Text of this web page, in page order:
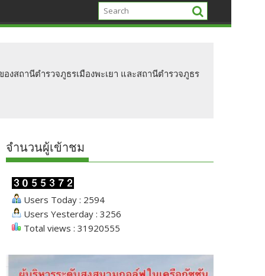
สถานีตำรวจภูธรเมืองพะเยา และสถานีตำรวจภูธร
จำนวนผู้เข้าชม
Users Today : 2594
Users Yesterday : 3256
Total views : 31920555